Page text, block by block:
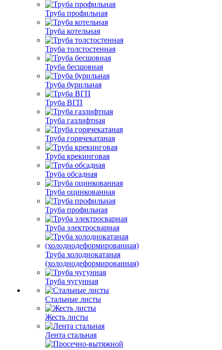
Труба профильная
Труба котельная
Труба толстостенная
Труба бесшовная
Труба бурильная
Труба ВГП
Труба газлифтная
Труба горячекатаная
Труба крекинговая
Труба обсадная
Труба оцинкованная
Труба профильная
Труба электросварная
Труба холоднокатаная
(холоднодеформированная)
Труба чугунная
Стальные листы
Жесть листы
Лента стальная